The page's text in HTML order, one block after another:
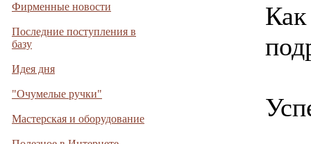
Фирменные новости
Последние поступления в
базу
Идея дня
"Очумелые ручки"
Мастерская и оборудование
Как